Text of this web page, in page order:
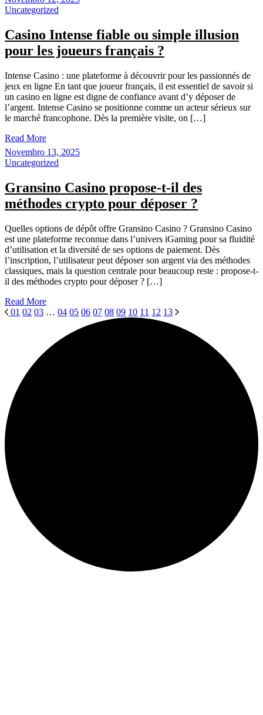
Uncategorized
Casino Intense fiable ou simple illusion
pour les joueurs français ?
Intense Casino : une plateforme à découvrir pour les passionnés de
jeux en ligne En tant que joueur français, il est essentiel de savoir si
un casino en ligne est digne de confiance avant d’y déposer de
l’argent. Intense Casino se positionne comme un acteur sérieux sur
le marché francophone. Dès la première visite, on […]
Read More
Novembro 13, 2025
Uncategorized
Gransino Casino propose-t-il des
méthodes crypto pour déposer ?
Quelles options de dépôt offre Gransino Casino ? Gransino Casino
est une plateforme reconnue dans l’univers iGaming pour sa fluidité
d’utilisation et la diversité de ses options de paiement. Dès
l’inscription, l’utilisateur peut déposer son argent via des méthodes
classiques, mais la question centrale pour beaucoup reste : propose-t-
il des méthodes crypto pour déposer ? […]
Read More
01 02 03 … 04 05 06 07 08 09 10 11 12 13